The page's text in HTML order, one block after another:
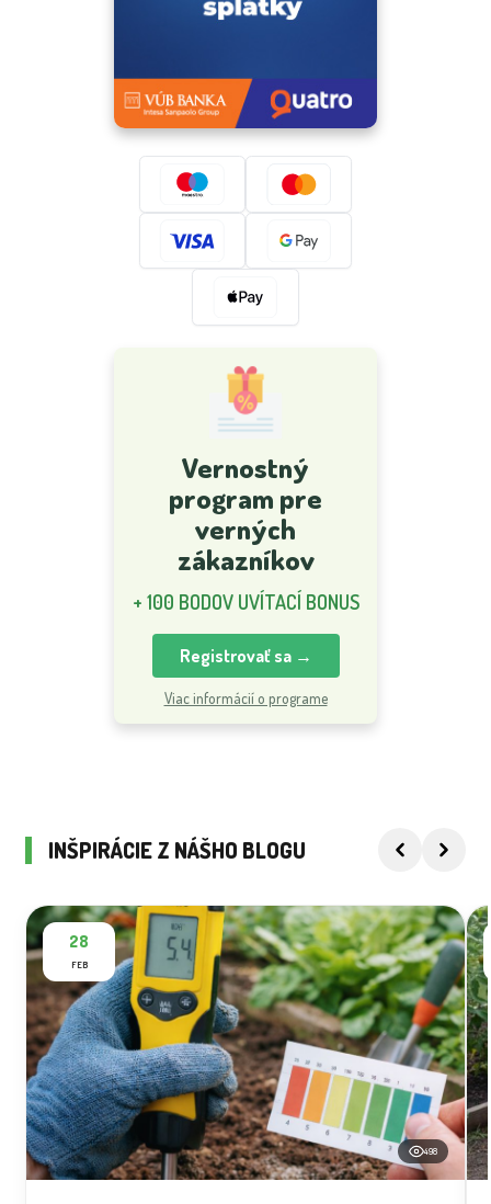
Vernostný
program pre
verných
zákazníkov
+ 100 BODOV UVÍTACÍ BONUS
Registrovať sa →
Viac informácií o programe
INŠPIRÁCIE Z NÁŠHO BLOGU
28
FEB
498